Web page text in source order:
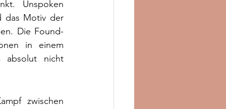
Unspoken
das Motiv der
Die Found-
in einem
absolut nicht
zwischen